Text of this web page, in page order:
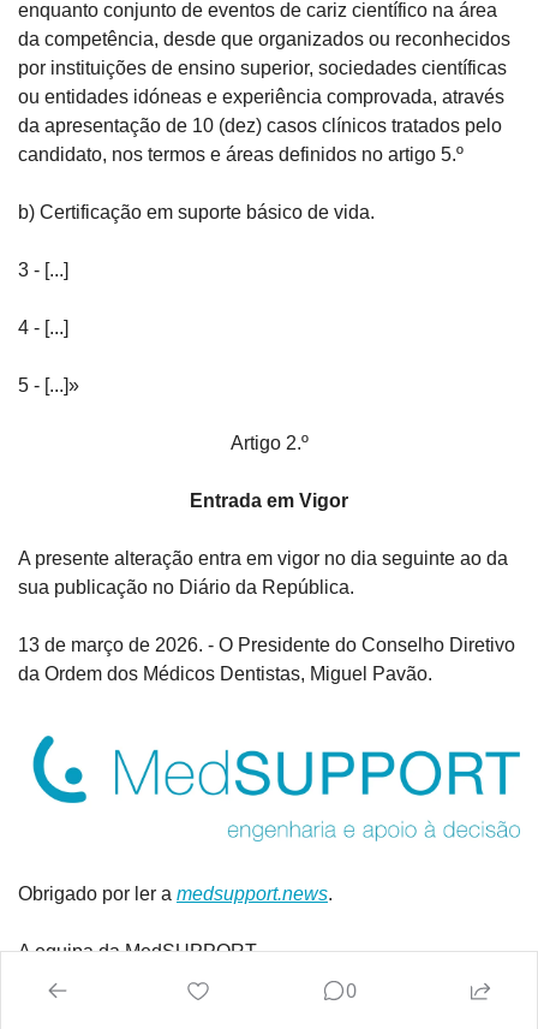
enquanto conjunto de eventos de cariz científico na área
da competência, desde que organizados ou reconhecidos
por instituições de ensino superior, sociedades científicas
ou entidades idóneas e experiência comprovada, através
da apresentação de 10 (dez) casos clínicos tratados pelo
candidato, nos termos e áreas definidos no artigo 5.º
b) Certificação em suporte básico de vida.
3 - [...]
4 - [...]
5 - [...]»
Artigo 2.º
Entrada em Vigor
A presente alteração entra em vigor no dia seguinte ao da
sua publicação no Diário da República.
13 de março de 2026. - O Presidente do Conselho Diretivo
da Ordem dos Médicos Dentistas, Miguel Pavão.
Obrigado por ler a medsupport.news.
A equipa da MedSUPPORT.
0